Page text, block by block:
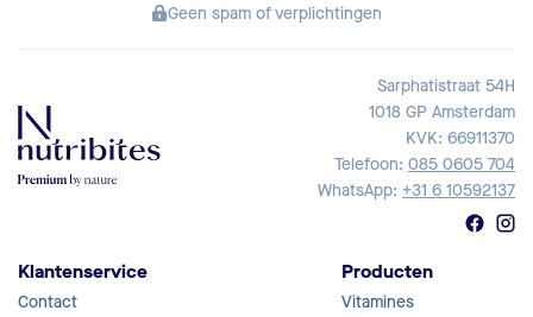
Geen spam of verplichtingen
Sarphatistraat 54H
1018 GP Amsterdam
KVK: 66911370
Telefoon: 085 0605 704
WhatsApp: +31 6 10592137
Klantenservice
Contact
Producten
Vitamines